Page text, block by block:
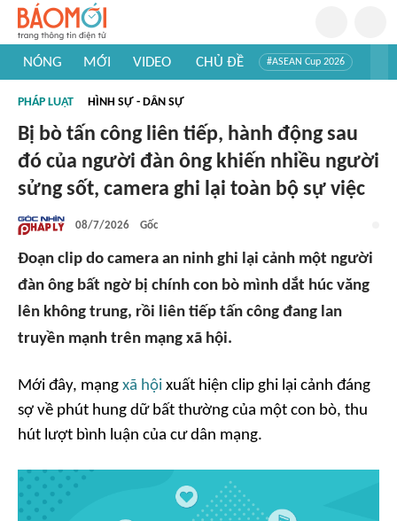
NÓNG MỚI VIDEO CHỦ ĐỀ #ASEAN Cup 2026
#Khám phá thế giới
PHÁP LUẬT HÌNH SỰ - DÂN SỰ
Bị bò tấn công liên tiếp, hành động sau
đó của người đàn ông khiến nhiều người
sửng sốt, camera ghi lại toàn bộ sự việc
08/7/2026 Gốc
Đoạn clip do camera an ninh ghi lại cảnh một người
đàn ông bất ngờ bị chính con bò mình dắt húc văng
lên không trung, rồi liên tiếp tấn công đang lan
truyền mạnh trên mạng xã hội.
Mới đây, mạng xã hội xuất hiện clip ghi lại cảnh đáng
sợ về phút hung dữ bất thường của một con bò, thu
hút lượt bình luận của cư dân mạng.